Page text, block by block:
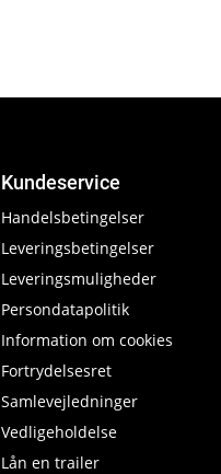
Kundeservice
Handelsbetingelser
Leveringsbetingelser
Leveringsmuligheder
Persondatapolitik
Information om cookies
Fortrydelsesret
Samlevejledninger
Vedligeholdelse
Lån en trailer